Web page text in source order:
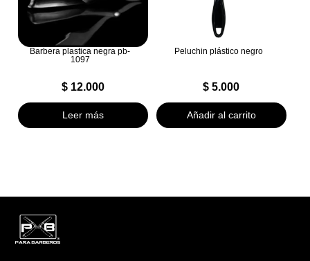
Barbera plastica negra pb-
1097
$12.000
Leer más
Peluchin plástico negro
$ 5.000
Añadir al carrito